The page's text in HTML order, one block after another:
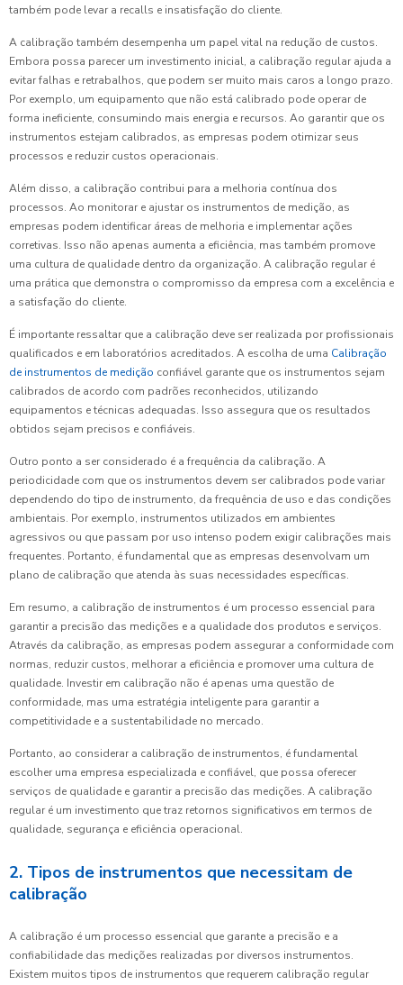
também pode levar a recalls e insatisfação do cliente.
A calibração também desempenha um papel vital na redução de custos.
Embora possa parecer um investimento inicial, a calibração regular ajuda a
evitar falhas e retrabalhos, que podem ser muito mais caros a longo prazo.
Por exemplo, um equipamento que não está calibrado pode operar de
forma ineficiente, consumindo mais energia e recursos. Ao garantir que os
instrumentos estejam calibrados, as empresas podem otimizar seus
processos e reduzir custos operacionais.
Além disso, a calibração contribui para a melhoria contínua dos
processos. Ao monitorar e ajustar os instrumentos de medição, as
empresas podem identificar áreas de melhoria e implementar ações
corretivas. Isso não apenas aumenta a eficiência, mas também promove
uma cultura de qualidade dentro da organização. A calibração regular é
uma prática que demonstra o compromisso da empresa com a excelência e
a satisfação do cliente.
É importante ressaltar que a calibração deve ser realizada por profissionais
qualificados e em laboratórios acreditados. A escolha de uma Calibração
de instrumentos de medição confiável garante que os instrumentos sejam
calibrados de acordo com padrões reconhecidos, utilizando
equipamentos e técnicas adequadas. Isso assegura que os resultados
obtidos sejam precisos e confiáveis.
Outro ponto a ser considerado é a frequência da calibração. A
periodicidade com que os instrumentos devem ser calibrados pode variar
dependendo do tipo de instrumento, da frequência de uso e das condições
ambientais. Por exemplo, instrumentos utilizados em ambientes
agressivos ou que passam por uso intenso podem exigir calibrações mais
frequentes. Portanto, é fundamental que as empresas desenvolvam um
plano de calibração que atenda às suas necessidades específicas.
Em resumo, a calibração de instrumentos é um processo essencial para
garantir a precisão das medições e a qualidade dos produtos e serviços.
Através da calibração, as empresas podem assegurar a conformidade com
normas, reduzir custos, melhorar a eficiência e promover uma cultura de
qualidade. Investir em calibração não é apenas uma questão de
conformidade, mas uma estratégia inteligente para garantir a
competitividade e a sustentabilidade no mercado.
Portanto, ao considerar a calibração de instrumentos, é fundamental
escolher uma empresa especializada e confiável, que possa oferecer
serviços de qualidade e garantir a precisão das medições. A calibração
regular é um investimento que traz retornos significativos em termos de
qualidade, segurança e eficiência operacional.
2. Tipos de instrumentos que necessitam de
calibração
A calibração é um processo essencial que garante a precisão e a
confiabilidade das medições realizadas por diversos instrumentos.
Existem muitos tipos de instrumentos que requerem calibração regular